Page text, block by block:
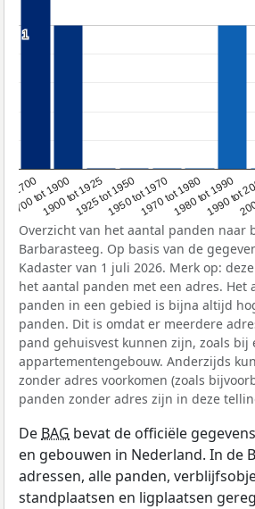
1700
1700 tot 1900
1900 tot 19251925 tot 19501950 tot 19701970 tot 19801980 tot 1990
1990 tot
1
1
Overzicht van het aantal panden naar
Barbarasteeg. Op basis van de
Kadaster van 1 juli 2026. Merk op:
het aantal panden met een adres. Het
panden in een gebied is bijna altijd
panden. Dit is omdat er meerdere
pand gehuisvest kunnen zijn, zoals bij
appartementengebouw. Anderzijds
zonder adres voorkomen (zoals
panden zonder adres zijn in deze
De BAG bevat de officiële
en gebouwen in Nederland. In de
adressen, alle panden,
standplaatsen en ligplaatsen